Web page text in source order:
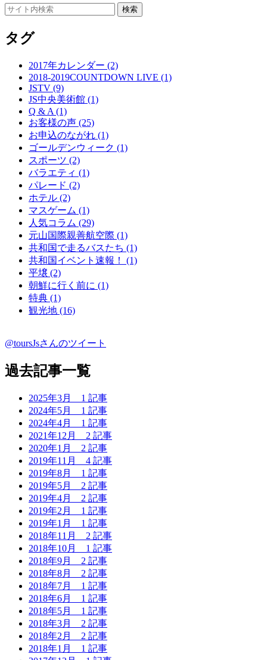
タグ
2017年カレンダー (2)
2018-2019COUNTDOWN LIVE (1)
JSTV (9)
JS中央美術館 (1)
Q & A (1)
お客様の声 (25)
お申込のながれ (1)
ゴールデンウィーク (1)
スポーツ (2)
バラエティ (1)
パレード (2)
ホテル (2)
マスゲーム (1)
人気コラム (29)
元山国際親善航空際 (1)
共和国で走るバスたち (1)
共和国イベント速報！ (1)
平壌 (2)
朝鮮に行く前に (1)
特典 (1)
観光地 (16)
@toursJsさんのツイート
過去記事一覧
2025年3月 1 記事
2024年5月 1 記事
2024年4月 1 記事
2021年12月 2 記事
2020年1月 2 記事
2019年11月 4 記事
2019年8月 1 記事
2019年5月 2 記事
2019年4月 2 記事
2019年2月 1 記事
2019年1月 1 記事
2018年11月 2 記事
2018年10月 1 記事
2018年9月 2 記事
2018年8月 2 記事
2018年7月 1 記事
2018年6月 1 記事
2018年5月 1 記事
2018年3月 2 記事
2018年2月 2 記事
2018年1月 1 記事